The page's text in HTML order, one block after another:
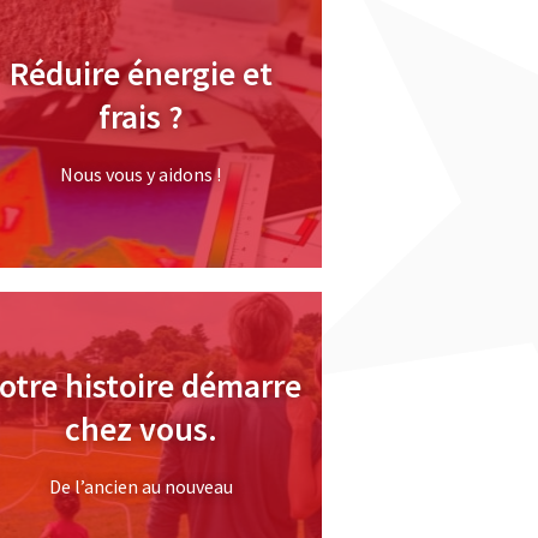
Réduire énergie et
frais ?
Nous vous y aidons !
histoire démarre
chez vous.
De l’ancien au nouveau